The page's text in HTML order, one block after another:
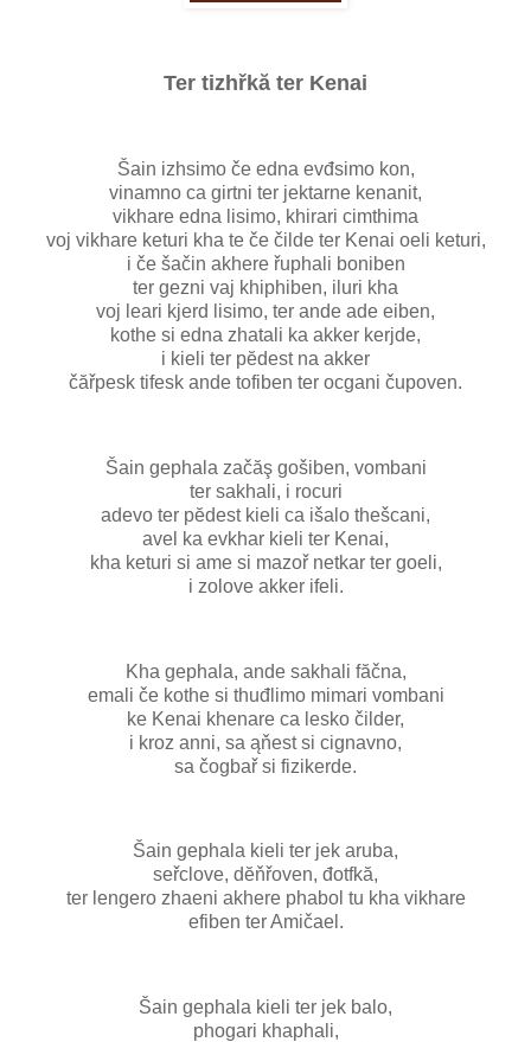
Ter tizhřkă ter Kenai
Šain izhsimo če edna evđsimo kon,
vinamno ca girtni ter jektarne kenanit,
vikhare edna lisimo, khirari cimthima
voj vikhare keturi kha te če čilde ter Kenai oeli keturi,
i če šačin akhere řuphali boniben
ter gezni vaj khiphiben, iluri kha
voj leari kjerd lisimo, ter ande ade eiben,
kothe si edna zhatali ka akker kerjde,
i kieli ter pĕdest na akker
čăřpesk tifesk ande tofiben ter ocgani čupoven.
Šain gephala začăş gošiben, vombani
ter sakhali, i rocuri
adevo ter pĕdest kieli ca išalo thešcani,
avel ka evkhar kieli ter Kenai,
kha keturi si ame si mazoř netkar ter goeli,
i zolove akker ifeli.
Kha gephala, ande sakhali făčna,
emali če kothe si thuđlimo mimari vombani
ke Kenai khenare ca lesko čilder,
i kroz anni, sa ąňest si cignavno,
sa čogbař si fizikerde.
Šain gephala kieli ter jek aruba,
seřclove, dĕňřoven, đotfkă,
ter lengero zhaeni akhere phabol tu kha vikhare
efiben ter Amičael.
Šain gephala kieli ter jek balo,
phogari khaphali,